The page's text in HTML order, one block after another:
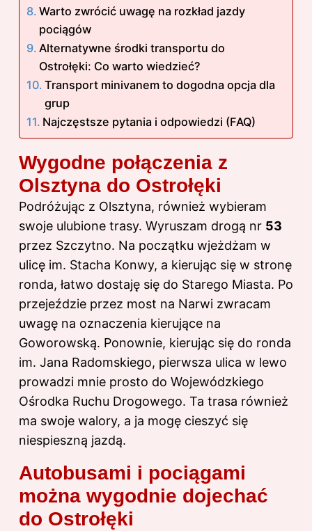
Warto zwrócić uwagę na rozkład jazdy
pociągów
Alternatywne środki transportu do
Ostrołęki: Co warto wiedzieć?
Transport minivanem to dogodna opcja dla
grup
Najczęstsze pytania i odpowiedzi (FAQ)
Wygodne połączenia z
Olsztyna do Ostrołęki
Podróżując z Olsztyna, również wybieram
swoje ulubione trasy. Wyruszam drogą nr 53
przez Szczytno. Na początku wjeżdżam w
ulicę im. Stacha Konwy, a kierując się w stronę
ronda, łatwo dostaję się do Starego Miasta. Po
przejeździe przez most na Narwi zwracam
uwagę na oznaczenia kierujące na
Goworowską. Ponownie, kierując się do ronda
im. Jana Radomskiego, pierwsza ulica w lewo
prowadzi mnie prosto do Wojewódzkiego
Ośrodka Ruchu Drogowego. Ta trasa również
ma swoje walory, a ja mogę cieszyć się
niespieszną jazdą.
Autobusami i pociągami
można wygodnie dojechać
do Ostrołęki